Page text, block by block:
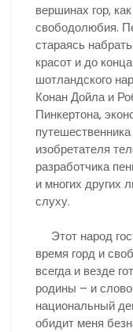
вершинах гор,
свободолюбия.
стараясь
красот и до
шотландского
Конан Дойла и
Пинкертона,
изобретателя
разработчика
и многих других
слуху.
Этот народ
время горд и
всегда и везде
родины – и
национальный
обидит меня